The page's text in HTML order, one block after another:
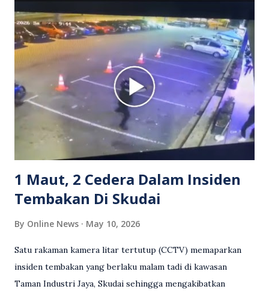
Grab bertindak mempertahankan wanita terbabit sebelum
berlaku pertikaman lidah antara kedua-dua pihak. Video
berkenaan kini tular di media sosial dan mendapat pelbagai
reaksi orang ramai. Antara komen orang awam yang tular di
media sosial mengenai insiden tersebut ialah ramai yang
meluahkan rasa marah terhadap tindakan lelaki berkenaan
serta memuji pemandu Grab kerana campur tangan.
Sebahagian netizen turut meminta pihak berkuasa
mengambil tindakan tegas, manakala ada yang bersimpati
terhadap wanita dipercayai menjadi mangs...
1 Maut, 2 Cedera Dalam Insiden
Tembakan Di Skudai
By Online News May 10, 2026
Satu rakaman kamera litar tertutup (CCTV) memaparkan
insiden tembakan yang berlaku malam tadi di kawasan
Taman Industri Jaya, Skudai sehingga mengakibatkan